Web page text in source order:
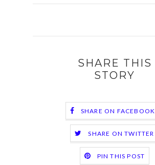
SHARE THIS
STORY
SHARE ON FACEBOOK
SHARE ON TWITTER
PIN THIS POST